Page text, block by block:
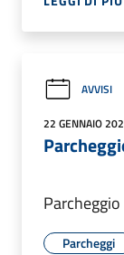
AVVISI
22 GENNAIO
Parcheggi